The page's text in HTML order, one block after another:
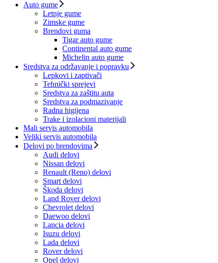
Auto gume
Letnje gume
Zimske gume
Brendovi guma
Tigar auto gume
Continental auto gume
Michelin auto gume
Sredstva za održavanje i popravku
Lepkovi i zaptivači
Tehnički sprejevi
Sredstva za zaštitu auta
Sredstva za podmazivanje
Radna higijena
Trake i izolacioni materijali
Mali servis automobila
Veliki servis automobila
Delovi po brendovima
Audi delovi
Nissan delovi
Renault (Reno) delovi
Smart delovi
Škoda delovi
Land Rover delovi
Chevrolet delovi
Daewoo delovi
Lancia delovi
Isuzu delovi
Lada delovi
Rover delovi
Opel delovi